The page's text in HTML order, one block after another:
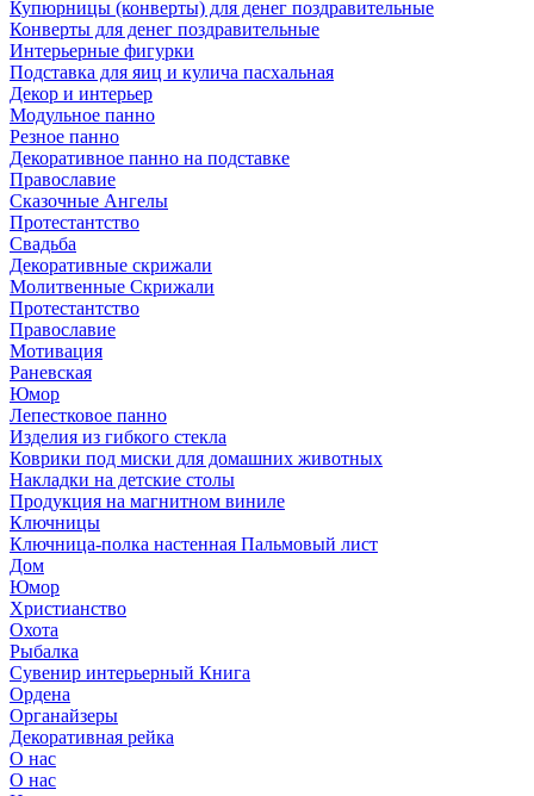
Купюрницы (конверты) для денег поздравительные
Конверты для денег поздравительные
Интерьерные фигурки
Подставка для яиц и кулича пасхальная
Декор и интерьер
Модульное панно
Резное панно
Декоративное панно на подставке
Православие
Сказочные Ангелы
Протестантство
Свадьба
Декоративные скрижали
Молитвенные Скрижали
Протестантство
Православие
Мотивация
Раневская
Юмор
Лепестковое панно
Изделия из гибкого стекла
Коврики под миски для домашних животных
Накладки на детские столы
Продукция на магнитном виниле
Ключницы
Ключница-полка настенная Пальмовый лист
Дом
Юмор
Христианство
Охота
Рыбалка
Сувенир интерьерный Книга
Ордена
Органайзеры
Декоративная рейка
О нас
О нас